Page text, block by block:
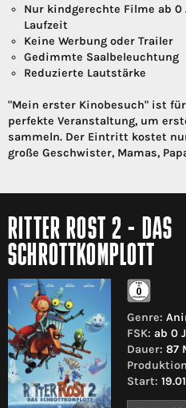
Nur kindgerechte Filme ab
Laufzeit
Keine Werbung oder Trailer
Gedimmte Saalbeleuchtung
Reduzierte Lautstärke
"Mein erster Kinobesuch" ist
perfekte Veranstaltung, um
sammeln. Der Eintritt kostet
große Geschwister, Mamas,
RITTER ROST 2 - DAS
SCHROTTKOMPLOTT
Genre:
FSK: ab 0
Dauer: 87
Start: